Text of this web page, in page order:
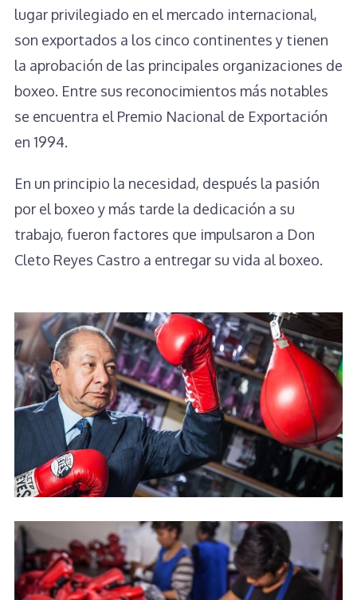
lugar privilegiado en el mercado internacional,
son exportados a los cinco continentes y tienen
la aprobación de las principales organizaciones de
boxeo. Entre sus reconocimientos más notables
se encuentra el Premio Nacional de Exportación
en 1994.
En un principio la necesidad, después la pasión
por el boxeo y más tarde la dedicación a su
trabajo, fueron factores que impulsaron a Don
Cleto Reyes Castro a entregar su vida al boxeo.